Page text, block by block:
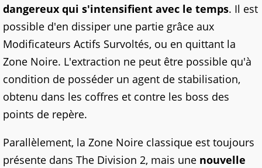
dangereux qui s'intensifient avec le temps. Il est
possible d'en dissiper une partie grâce aux
Modificateurs Actifs Survoltés, ou en quittant la
Zone Noire. L'extraction ne peut être possible qu'à
condition de posséder un agent de stabilisation,
obtenu dans les coffres et contre les boss des
points de repère.
Parallèlement, la Zone Noire classique est toujours
présente dans The Division 2, mais une nouvelle